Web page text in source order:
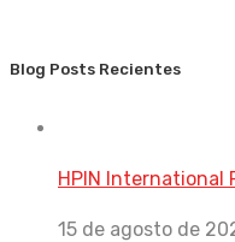
Blog Posts Recientes
HPIN International
15 de agosto de